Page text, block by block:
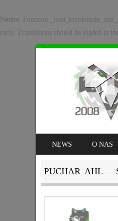
Notice : Function
early. Translations should be loaded at the
MENU
SKIP TO CONTENT
NEWS O NAS
PUCHAR AHL –